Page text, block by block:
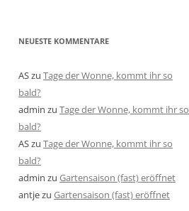
NEUESTE KOMMENTARE
ASzu Tage der Wonne, kommt ihr so
bald?
admin zu Tage der Wonne, kommt ihr so
bald?
ASzu Tage der Wonne, kommt ihr so
bald?
admin zu Gartensaison (fast) eröffnet
antjezu Gartensaison (fast) eröffnet